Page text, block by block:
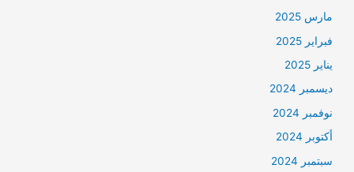
مارس 2025
فبراير 2025
يناير 2025
ديسمبر 2024
نوفمبر 2024
أكتوبر 2024
سبتمبر 2024